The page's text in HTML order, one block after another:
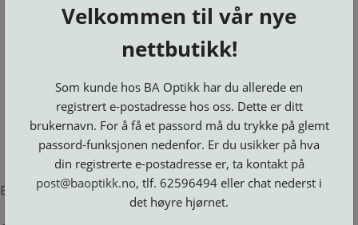
BA OPTIKK
KJØPSVILKÅR
OSS
BESTILL
DELER
LOGG INN
Brillerens
Brillesnorer
Clip-
on
Suncover
Etuier
Innfatninger
Lesebriller
Luper
og
Speil
Maskiner
Microkluter
Neseputer
Se alle kategorier
Error loading product page.
Velkommen til vår nye
nettbutikk!
Som kunde hos BA Optikk har du allerede en
registrert e-postadresse hos oss. Dette er ditt
brukernavn. For å få et passord må du trykke på glemt
passord-funksjonen nedenfor. Er du usikker på hva
din registrerte e-postadresse er, ta kontakt på
post@baoptikk.no, tlf. 62596494 eller chat nederst i
det høyre hjørnet.